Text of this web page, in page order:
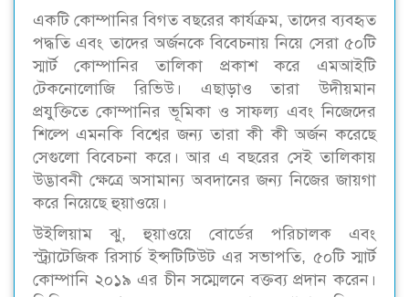
একটি কোম্পানির বিগত বছরের কার্যক্রম, তাদের ব্যবহৃত
পদ্ধতি এবং তাদের অর্জনকে বিবেচনায় নিয়ে সেরা ৫০টি
স্মার্ট কোম্পানির তালিকা প্রকাশ করে এমআইটি
টেকনোলোজি রিভিউ। এছাড়াও তারা উদীয়মান
প্রযুক্তিতে কোম্পানির ভূমিকা ও সাফল্য এবং নিজেদের
শিল্পে এমনকি বিশ্বের জন্য তারা কী কী অর্জন করেছে
সেগুলো বিবেচনা করে। আর এ বছরের সেই তালিকায়
উদ্ভাবনী ক্ষেত্রে অসামান্য অবদানের জন্য নিজের জায়গা
করে নিয়েছে হুয়াওয়ে।
উইলিয়াম ঝু, হুয়াওয়ে বোর্ডের পরিচালক এবং
স্ট্র্যাটেজিক রিসার্চ ইন্সটিটিউট এর সভাপতি, ৫০টি স্মার্ট
কোম্পানি ২০১৯ এর চীন সম্মেলনে বক্তব্য প্রদান করেন।